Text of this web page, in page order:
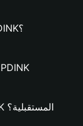
ما هي محفظة PDINK؟
أسباب تميز عملة PDINK
ما إمكانات PDINK المستقبلية؟